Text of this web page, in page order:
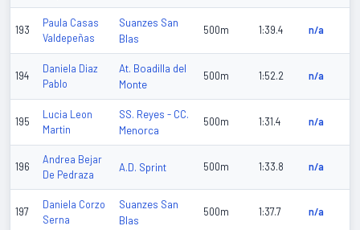
193
Paula Casas
Valdepeñas
Suanzes San
Blas
500m 1:39.4 n/a
194
Daniela Diaz
Pablo
At. Boadilla del
Monte
500m 1:52.2 n/a
195
Lucia Leon
Martin
SS. Reyes - CC.
Menorca
500m 1:31.4 n/a
196
Andrea Bejar
De Pedraza
A.D. Sprint 500m 1:33.8 n/a
197
Daniela Corzo
Serna
Suanzes San
Blas
500m 1:37.7 n/a